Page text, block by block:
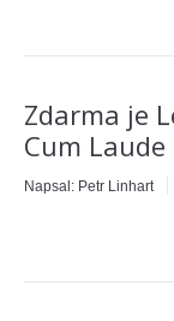
Zdarma je
Cum Laude
Napsal: Petr Linhart